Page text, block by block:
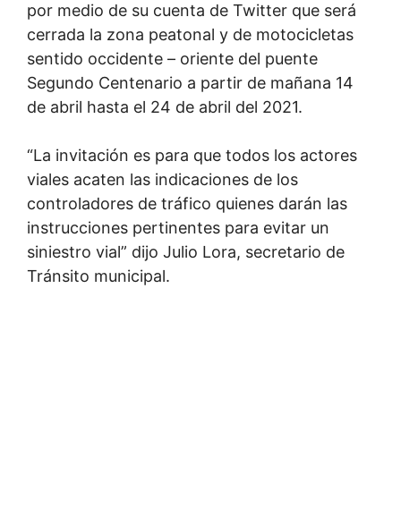
por medio de su cuenta de Twitter que será
cerrada la zona peatonal y de motocicletas
sentido occidente – oriente del puente
Segundo Centenario a partir de mañana 14
de abril hasta el 24 de abril del 2021.
“La invitación es para que todos los actores
viales acaten las indicaciones de los
controladores de tráfico quienes darán las
instrucciones pertinentes para evitar un
siniestro vial” dijo Julio Lora, secretario de
Tránsito municipal.